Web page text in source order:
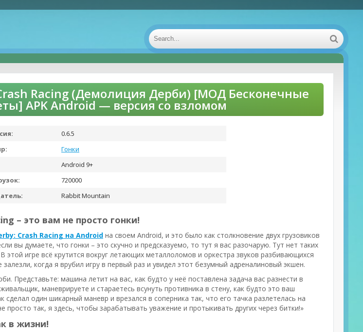
Racing (Демолиция Дерби) [МОД Бесконечные
APK Android — версия со взломом
0.6.5
Гонки
Android 9+
720000
Rabbit Mountain
– это вам не просто гонки!
Crash Racing на Android на своем Android, и это было как столкновение двух грузовиков
вы думаете, что гонки – это скучно и предсказуемо, то тут я вас разочарую. Тут нет таких
В этой игре всё крутится вокруг летающих металлоломов и оркестра звуков разбивающихся
когда я врубил игру в первый раз и увидел этот безумный адреналиновый экшен.
Представьте: машина летит на вас, как будто у неё поставлена задача вас разнести в
маневрируете и стараетесь всунуть противника в стену, как будто это ваш
сделал один шикарный маневр и врезался в соперника так, что его тачка разлетелась на
просто так, я здесь, чтобы зарабатывать уважение и протыкивать других через битки!»
в жизни!